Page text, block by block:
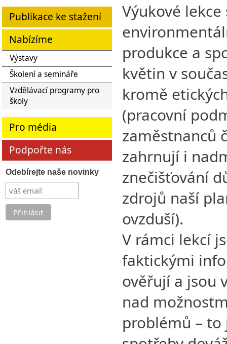
Publikace ke stažení
Nabízíme
Výstavy
Školení a semináře
Vzdělávací programy pro
školy
Pro média
Podpořte nás
Odebírejte naše novinky
Výukové
produkce a
květin v
kromě
(pracovní
zaměstnanců
zahrnují i
znečišťování
zdrojů naší
ovzduší).
V rámci lekcí
faktickými
ověřují a jsou
nad
problémů – to